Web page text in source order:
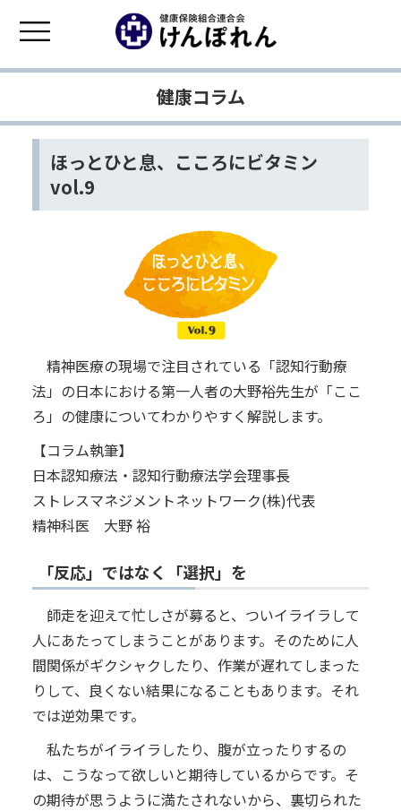
健康コラム
ほっとひと息、こころにビタミン
vol.9
精神医療の現場で注目されている「認知行動療
法」の日本における第一人者の大野裕先生が「ここ
ろ」の健康についてわかりやすく解説します。
【コラム執筆】
日本認知療法・認知行動療法学会理事長
ストレスマネジメントネットワーク(株)代表
精神科医 大野 裕
「反応」ではなく「選択」を
師走を迎えて忙しさが募ると、ついイライラして
人にあたってしまうことがあります。そのために人
間関係がギクシャクしたり、作業が遅れてしまった
りして、良くない結果になることもあります。それ
では逆効果です。
私たちがイライラしたり、腹が立ったりするの
は、こうなって欲しいと期待しているからです。そ
の期待が思うように満たされないから、裏切られた